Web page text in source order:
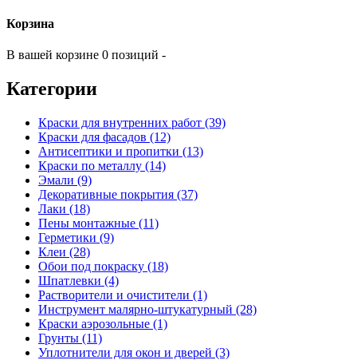
Корзина
В вашей корзине 0 позиций -
Категории
Краски для внутренних работ (39)
Краски для фасадов (12)
Антисептики и пропитки (13)
Краски по металлу (14)
Эмали (9)
Декоративные покрытия (37)
Лаки (18)
Пены монтажные (11)
Герметики (9)
Клеи (28)
Обои под покраску (18)
Шпатлевки (4)
Растворители и очистители (1)
Инструмент малярно-штукатурный (28)
Краски аэрозольные (1)
Грунты (11)
Уплотнители для окон и дверей (3)